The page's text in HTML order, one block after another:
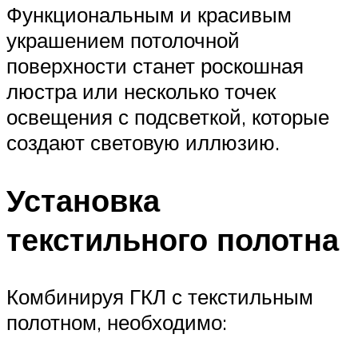
Функциональным и красивым
украшением потолочной
поверхности станет роскошная
люстра или несколько точек
освещения с подсветкой, которые
создают световую иллюзию.
Установка
текстильного полотна
Комбинируя ГКЛ с текстильным
полотном, необходимо: